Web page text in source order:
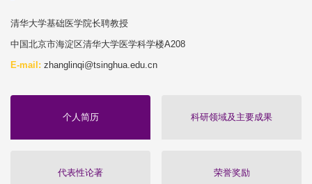
清华大学基础医学院长聘教授
中国北京市海淀区清华大学医学科学楼A208
E-mail: zhanglinqi@tsinghua.edu.cn
个人简历 科研领域及主要成果
代表性论著 荣誉奖励